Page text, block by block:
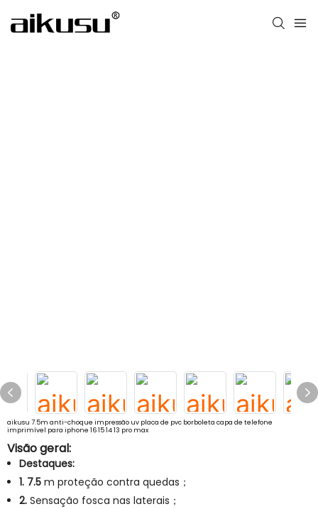
aikusu 7.5m anti-choque impressão uv placa de pvc borboleta capa de telefone
imprimível para iphone 16 15 14 13 pro max
Visão geral:
Destaques:
1. 7.5 m proteção contra quedas；
2. Sensação fosca nas laterais；